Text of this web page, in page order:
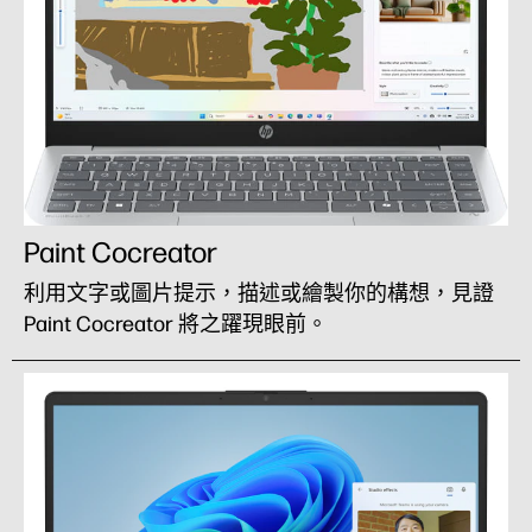
Paint Cocreator
利用文字或圖片提示，描述或繪製你的構想，見證
Paint Cocreator 將之躍現眼前。